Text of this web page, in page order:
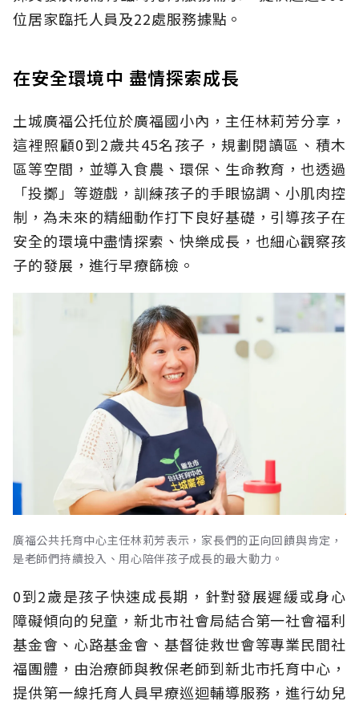
位居家臨托人員及22處服務據點。
在安全環境中 盡情探索成長
土城廣福公托位於廣福國小內，主任林莉芳分享，
這裡照顧0到2歲共45名孩子，規劃閱讀區、積木
區等空間，並導入食農、環保、生命教育，也透過
「投擲」等遊戲，訓練孩子的手眼協調、小肌肉控
制，為未來的精細動作打下良好基礎，引導孩子在
安全的環境中盡情探索、快樂成長，也細心觀察孩
子的發展，進行早療篩檢。
廣福公共托育中心主任林莉芳表示，家長們的正向回饋與肯定，
是老師們持續投入、用心陪伴孩子成長的最大動力。
0到2歲是孩子快速成長期，針對發展遲緩或身心
障礙傾向的兒童，新北市社會局結合第一社會福利
基金會、心路基金會、基督徒救世會等專業民間社
福團體，由治療師與教保老師到新北市托育中心，
提供第一線托育人員早療巡迴輔導服務，進行幼兒